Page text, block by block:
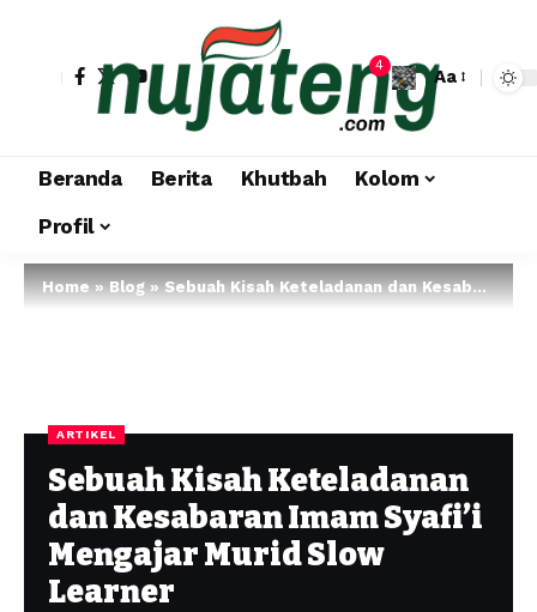
4
Aa
Beranda Berita Khutbah
Kolom
Profil
Home»Blog»Sebuah Kisah Keteladanan dan Kesabaran Imam Syafi’i Mengajar Murid Slow Learner
ARTIKEL
Sebuah Kisah Keteladanan
dan Kesabaran Imam Syafi’i
Mengajar Murid Slow
Learner